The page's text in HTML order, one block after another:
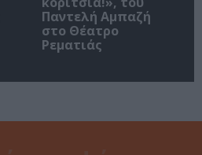
Παντελή Αμπαζή
στο Θέατρο
Ρεματιάς